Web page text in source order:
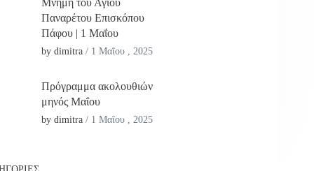
Μνήμη του Αγίου
Παναρέτου Επισκόπου
Πάφου | 1 Μαΐου
by dimitra / 1 Μαΐου , 2025
Πρόγραμμα ακολουθιών
μηνός Μαΐου
by dimitra / 1 Μαΐου , 2025